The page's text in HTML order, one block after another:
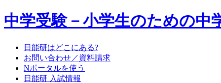
中学受験－小学生のための中
日能研はどこにある?
お問い合わせ／資料請求
Nポータルを使う
日能研 入試情報